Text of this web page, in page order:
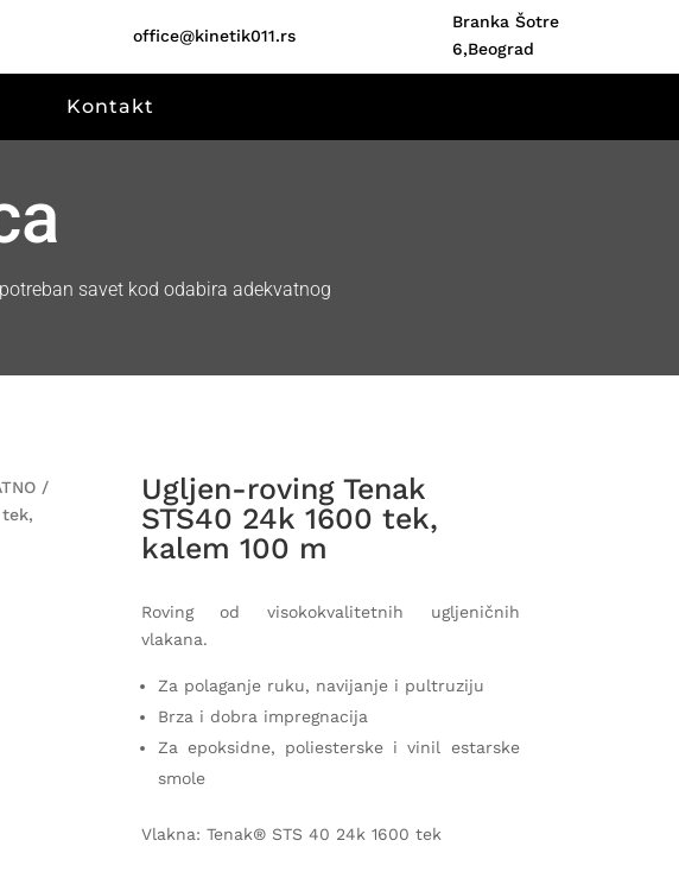
office@kinetik011.rs
Branka Šotre
6,Beograd
Kontakt
savet kod odabira adekvatnog
/
Ugljen-roving Tenak
STS40 24k 1600 tek,
kalem 100 m
Roving od visokokvalitetnih ugljeničnih
vlakana.
Za polaganje ruku, navijanje i pultruziju
Brza i dobra impregnacija
Za epoksidne, poliesterske i vinil estarske
smole
Vlakna: Tenak® STS 40 24k 1600 tek